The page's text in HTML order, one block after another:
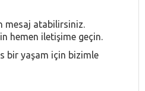
mesaj atabilirsiniz.
hemen iletişime geçin.
bir yaşam için bizimle